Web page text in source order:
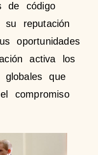
de código
reputación
oportunidades
activa los
globales que
compromiso